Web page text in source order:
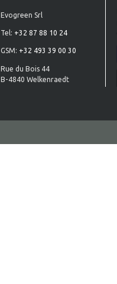
Evogreen Srl
Tel: +32 87 88 10 24
GSM: +32 493 39 00 30
Rue du Bois 44
B-4840 Welkenraedt